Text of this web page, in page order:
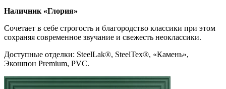
Наличник «Глория»
Сочетает в себе строгость и благородство классики при этом
сохраняя современное звучание и свежесть неоклассики.
Доступные отделки: SteelLak®, SteelTex®, «Камень»,
Экошпон Premium, PVC.